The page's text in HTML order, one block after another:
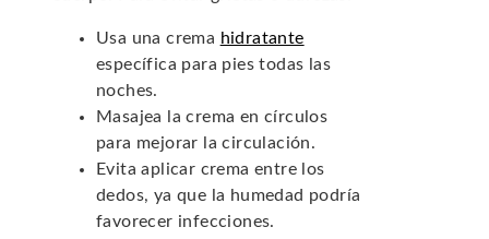
Usa una crema hidratante
específica para pies todas las
noches.
Masajea la crema en círculos
para mejorar la circulación.
Evita aplicar crema entre los
dedos, ya que la humedad podría
favorecer infecciones.